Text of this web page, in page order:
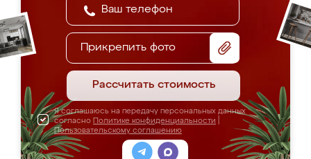
Прикрепить фото
Рассчитать стоимость
Я соглашаюсь на передачу персональных данных
согласно Политике конфиденциальности
Пользовательскому соглашению